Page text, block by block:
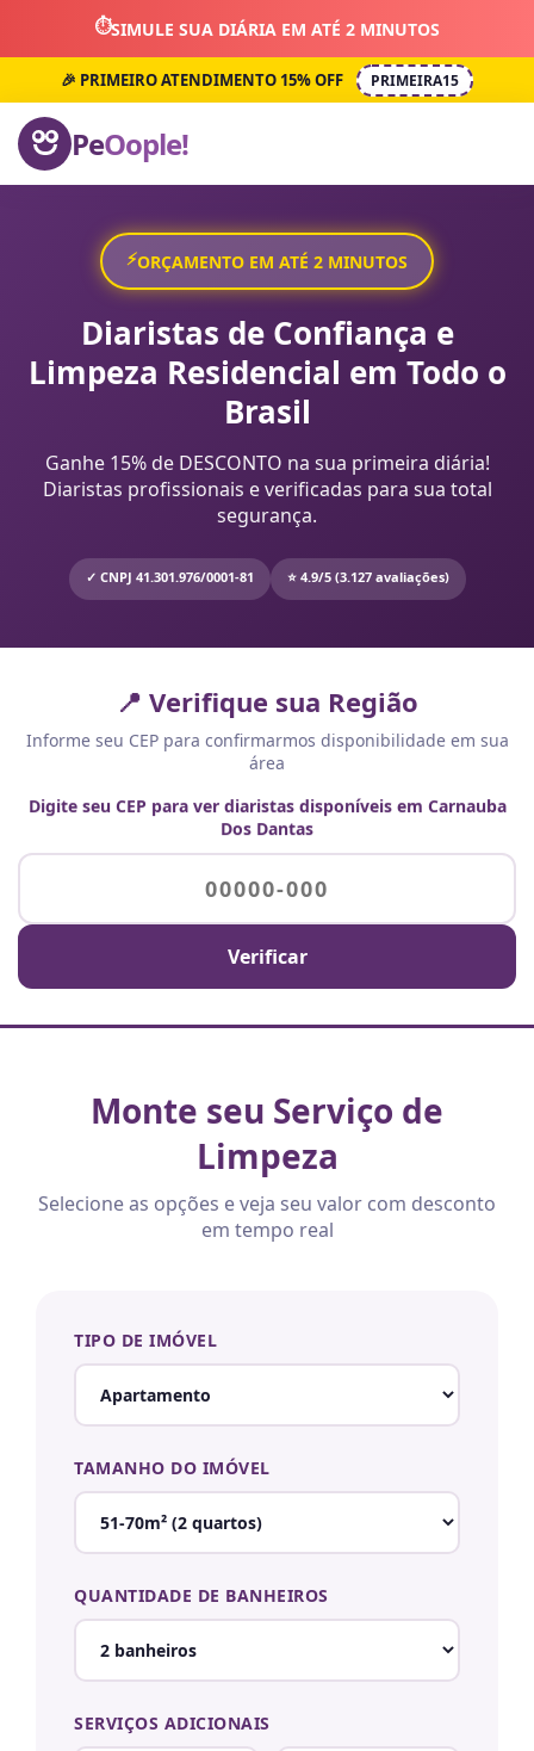
⏱️SIMULE SUA DIÁRIA EM ATÉ 2 MINUTOS
🎉 PRIMEIRO ATENDIMENTO 15% OFF PRIMEIRA15
PeOople!
⚡ORÇAMENTO EM ATÉ 2 MINUTOS
Diaristas de Confiança e
Limpeza Residencial em Todo o
Brasil
Ganhe 15% de DESCONTO na sua primeira diária!
Diaristas profissionais e verificadas para sua total
segurança.
✓ CNPJ 41.301.976/0001-81 ⭐ 4.9/5 (3.127 avaliações)
📍 Verifique sua Região
Informe seu CEP para confirmarmos disponibilidade em sua
área
Digite seu CEP para ver diaristas disponíveis em Carnauba
Dos Dantas
Verificar
Monte seu Serviço de
Limpeza
Selecione as opções e veja seu valor com desconto
em tempo real
TIPO DE IMÓVEL
TAMANHO DO IMÓVEL
QUANTIDADE DE BANHEIROS
SERVIÇOS ADICIONAIS